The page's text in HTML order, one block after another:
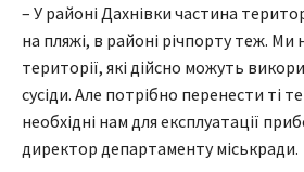
– У районі Дахнівки частина
на пляжі, в районі річпорту теж. Ми
території, які дійсно можуть
сусіди. Але потрібно перенести ті
необхідні нам для експлуатації
директор департаменту міськради.